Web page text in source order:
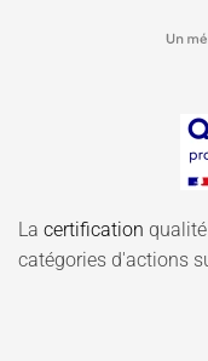
La certification
catégories d'actions